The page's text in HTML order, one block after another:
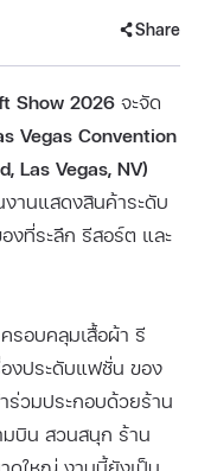
Share
Show 2026 จะจัด
Vegas Convention
Las Vegas, NV)
งานแสดงสินค้าระดับ
งที่ระลึก รีสอร์ต และ
ครอบคลุมเสื้อผ้า รี
องประดับแฟชั่น ของ
ร่วมประกอบด้วยร้าน
มบิน สวนสนุก ร้าน